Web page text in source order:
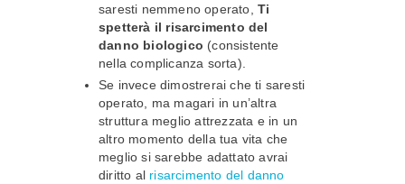
saresti nemmeno operato, Ti
spetterà il risarcimento del
danno biologico (consistente
nella complicanza sorta).
Se invece dimostrerai che ti saresti
operato, ma magari in un’altra
struttura meglio attrezzata e in un
altro momento della tua vita che
meglio si sarebbe adattato avrai
diritto al risarcimento del danno